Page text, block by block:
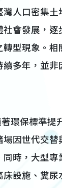
人口密集土
會發展，逐
型現象。相
多年，並非
環保標準提
場因世代交替
時，大型專
設施、糞尿